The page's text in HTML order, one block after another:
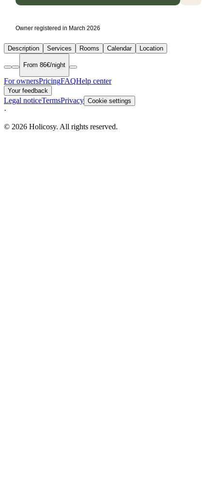
Owner registered in March 2026
Description Services Rooms Calendar Location
From 86€/night
For ownersPricingFAQHelp center
Your feedback
Legal noticeTermsPrivacy Cookie settings
·
© 2026 Holicosy. All rights reserved.